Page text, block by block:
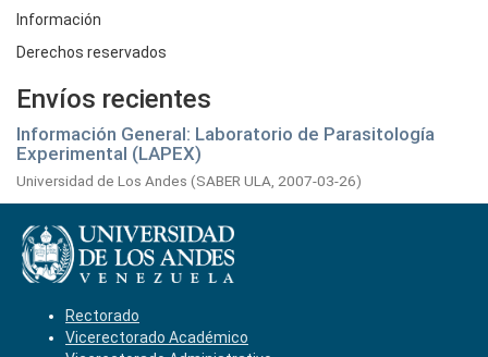
Información
Derechos reservados
Envíos recientes
Información General: Laboratorio de Parasitología
Experimental (LAPEX)
Universidad de Los Andes (SABER ULA, 2007-03-26)
Rectorado
Vicerectorado Académico